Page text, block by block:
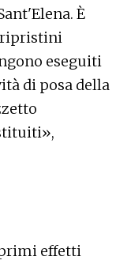
È
ripristini
eseguiti
di posa della
effetti